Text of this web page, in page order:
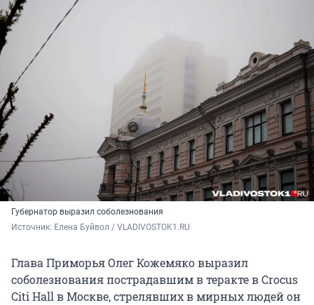
Губернатор выразил соболезнования
Источник: Елена Буйвол / VLADIVOSTOK1.RU
Глава Приморья Олег Кожемяко выразил
соболезнования пострадавшим в теракте в Crocus
Citi Hall в Москве, стрелявших в мирных людей он